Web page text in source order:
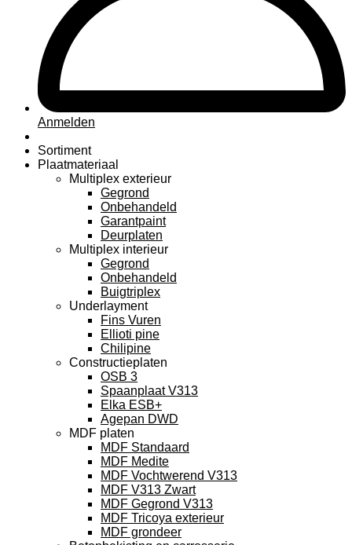
Anmelden
Sortiment
Plaatmateriaal
Multiplex exterieur
Gegrond
Onbehandeld
Garantpaint
Deurplaten
Multiplex interieur
Gegrond
Onbehandeld
Buigtriplex
Underlayment
Fins Vuren
Ellioti pine
Chilipine
Constructieplaten
OSB 3
Spaanplaat V313
Elka ESB+
Agepan DWD
MDF platen
MDF Standaard
MDF Medite
MDF Vochtwerend V313
MDF V313 Zwart
MDF Gegrond V313
MDF Tricoya exterieur
MDF grondeer